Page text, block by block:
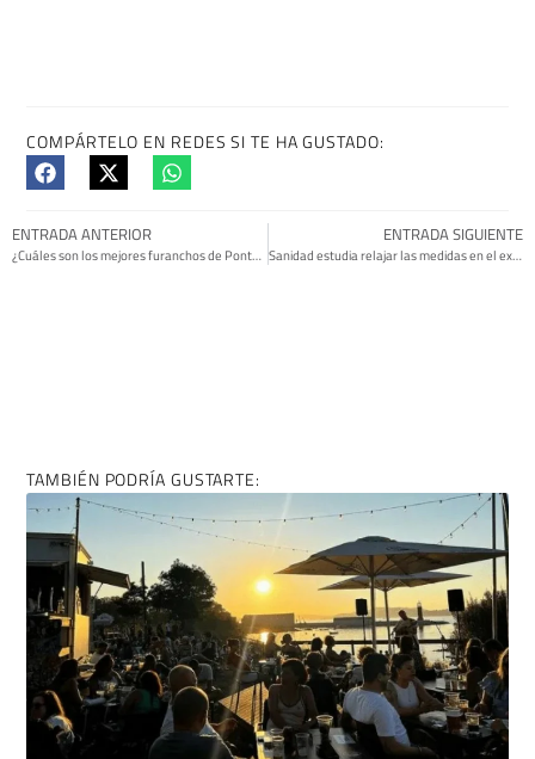
COMPÁRTELO EN REDES SI TE HA GUSTADO:
ENTRADA ANTERIOR
¿Cuáles son los mejores furanchos de Pontevedra?
ENTRADA SIGUIENTE
Sanidad estudia relajar las medidas en el exterior
TAMBIÉN PODRÍA GUSTARTE: